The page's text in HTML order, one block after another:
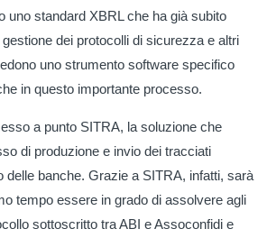
uno standard XBRL che ha già subito
dei protocolli di sicurezza e altri
uno strumento software specifico
in questo importante processo.
a punto SITRA, la soluzione che
di produzione e invio dei tracciati
delle banche. Grazie a SITRA, infatti, sarà
tempo essere in grado di assolvere agli
sottoscritto tra ABI e Assoconfidi e